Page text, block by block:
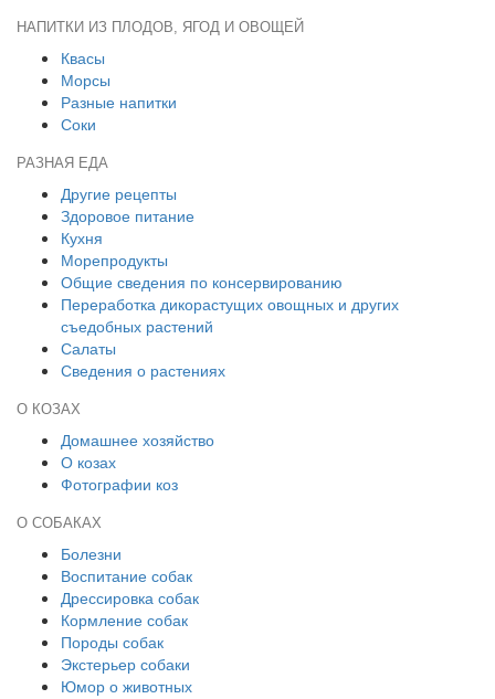
НАПИТКИ ИЗ ПЛОДОВ, ЯГОД И ОВОЩЕЙ
Квасы
Морсы
Разные напитки
Соки
РАЗНАЯ ЕДА
Другие рецепты
Здоровое питание
Кухня
Морепродукты
Общие сведения по консервированию
Переработка дикорастущих овощных и других
съедобных растений
Салаты
Сведения о растениях
О КОЗАХ
Домашнее хозяйство
О козах
Фотографии коз
О СОБАКАХ
Болезни
Воспитание собак
Дрессировка собак
Кормление собак
Породы собак
Экстерьер собаки
Юмор о животных